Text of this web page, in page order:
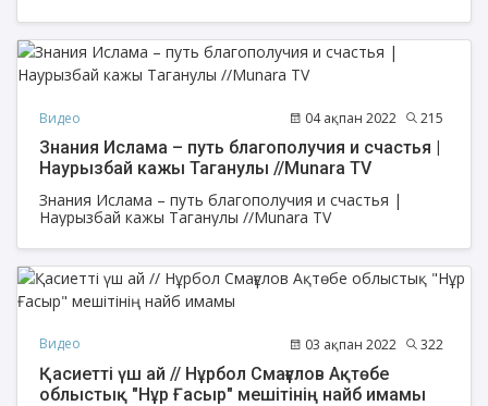
Видео 04 ақпан 2022 215
Знания Ислама – путь благополучия и счастья |
Наурызбай кажы Таганулы //Munara TV
Знания Ислама – путь благополучия и счастья |
Наурызбай кажы Таганулы //Munara TV
Видео 03 ақпан 2022 322
Қасиетті үш ай // Нұрбол Смағұлов Ақтөбе
облыстық "Нұр Ғасыр" мешітінің найб имамы